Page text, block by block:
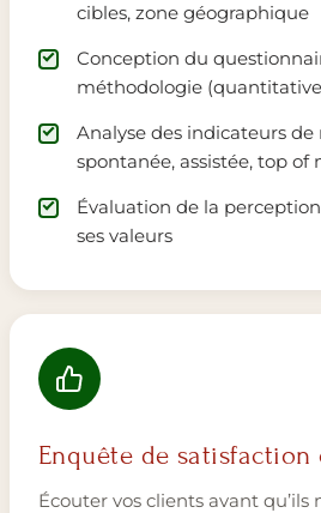
cibles, zone géographique
Conception du
méthodologie
Analyse des indicateurs de
spontanée, assistée, top of
Évaluation de la
ses valeurs
Enquête de satisfaction
Écouter vos clients avant qu’ils